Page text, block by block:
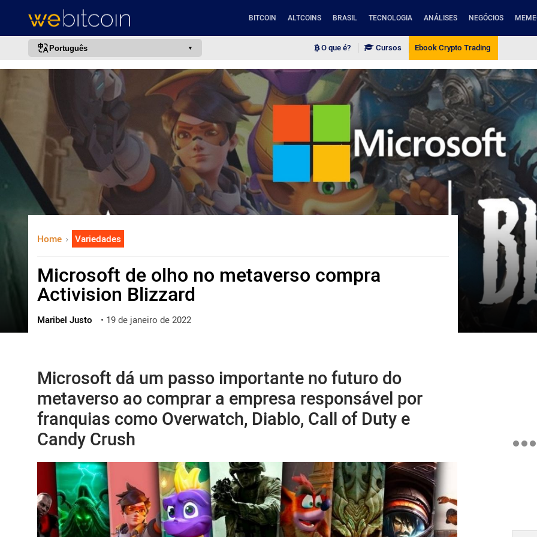
BITCOIN ALTCOINS BRASIL TECNOLOGIA ANÁLISES NEGÓCIOS
Português
português (BR)
français
italiano
deutsch
中文
한국어
العربية
ไทย
ქართული
O que é? Cursos Ebook Crypto Trading
Home Variedades
Microsoft de olho no metaverso compra
Activision Blizzard
Maribel Justo • 19 de janeiro de 2022
Microsoft dá um passo importante no futuro do
metaverso ao comprar a empresa responsável por
franquias como Overwatch, Diablo, Call of Duty e
Candy Crush